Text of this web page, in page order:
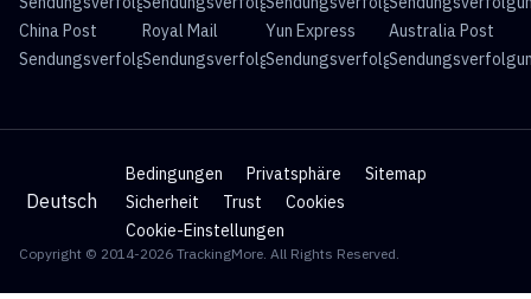
China Post
Sendungsverfolgung
Royal Mail
Sendungsverfolgung
Yun Express
Sendungsverfolgung
Australia Post
Deutsch
Bedingungen Privatsphäre
Sitemap
Sicherheit
Trust
Cookies
Cookie-Einstellungen
Copyright © 2014-2026 TrackingMore. All Rights Reserved.